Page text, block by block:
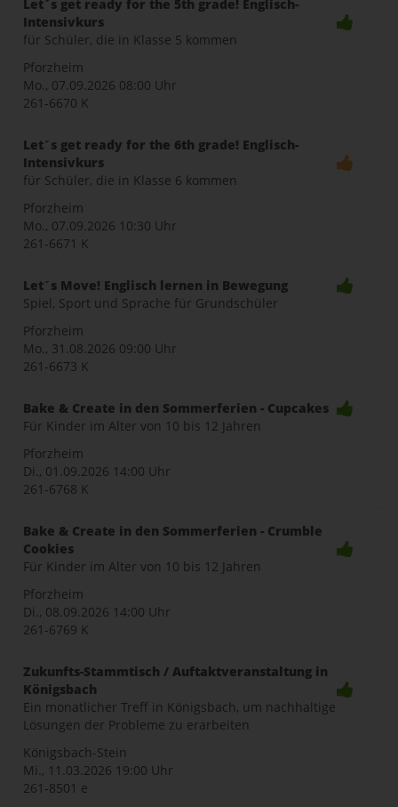
Let´s get ready for the 5th grade! Englisch-
Intensivkurs
für Schüler, die in Klasse 5 kommen
Pforzheim
Mo., 07.09.2026 08:00 Uhr
261-6670 K
Let´s get ready for the 6th grade! Englisch-
Intensivkurs
für Schüler, die in Klasse 6 kommen
Pforzheim
Mo., 07.09.2026 10:30 Uhr
261-6671 K
Let´s Move! Englisch lernen in Bewegung
Spiel, Sport und Sprache für Grundschüler
Pforzheim
Mo., 31.08.2026 09:00 Uhr
261-6673 K
Bake & Create in den Sommerferien - Cupcakes
Für Kinder im Alter von 10 bis 12 Jahren
Pforzheim
Di., 01.09.2026 14:00 Uhr
261-6768 K
Bake & Create in den Sommerferien - Crumble
Cookies
Für Kinder im Alter von 10 bis 12 Jahren
Pforzheim
Di., 08.09.2026 14:00 Uhr
261-6769 K
Zukunfts-Stammtisch / Auftaktveranstaltung in
Königsbach
Ein monatlicher Treff in Königsbach, um nachhaltige
Lösungen der Probleme zu erarbeiten
Königsbach-Stein
Mi., 11.03.2026 19:00 Uhr
261-8501 e